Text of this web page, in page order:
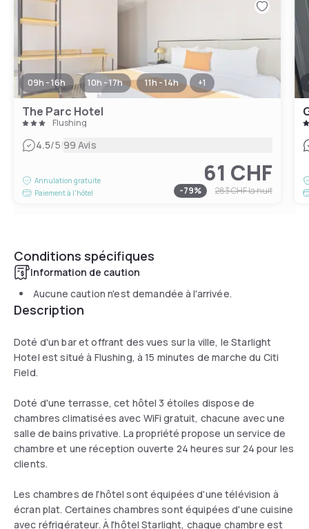
09h - 16h 10h - 17h 11h - 14h +1
The Parc Hotel
Flushing
4.5/5|99 Avis
Annulation gratuite
Paiement à l'hôtel
61 CHF
-79% 283 CHFla nuit
Conditions spécifiques
Information de caution
Aucune caution n'est demandée à l'arrivée.
Description
Doté d'un bar et offrant des vues sur la ville, le Starlight
Hotel est situé à Flushing, à 15 minutes de marche du Citi
Field.
Doté d'une terrasse, cet hôtel 3 étoiles dispose de
chambres climatisées avec WiFi gratuit, chacune avec une
salle de bains privative. La propriété propose un service de
chambre et une réception ouverte 24 heures sur 24 pour les
clients.
Les chambres de l'hôtel sont équipées d'une télévision à
écran plat. Certaines chambres sont équipées d'une cuisine
avec réfrigérateur. À l'hôtel Starlight, chaque chambre est